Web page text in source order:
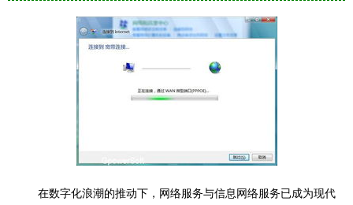
在数字化浪潮的推动下，网络服务与信息网络服务已成为现代